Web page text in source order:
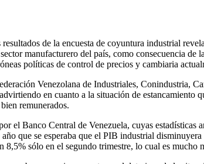
de la encuesta de coyuntura industrial
manufacturero del país, como consecuencia
políticas de control de precios y cambiaria
Venezolana de Industriales, Conindustria,
en cuanto a la situación de estancamiento
remunerados.
el Banco Central de Venezuela, cuyas estadísticas
que se esperaba que el PIB industrial
8,5% sólo en el segundo trimestre, lo cual es mucho